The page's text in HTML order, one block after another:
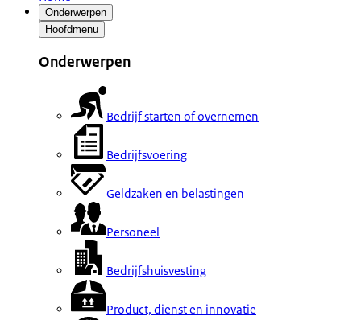
Onderwerpen
Hoofdmenu
Onderwerpen
Bedrijf starten of overnemen
Bedrijfsvoering
Geldzaken en belastingen
Personeel
Bedrijfshuisvesting
Product, dienst en innovatie